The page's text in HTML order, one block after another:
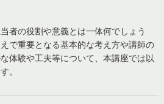
者の役割や意義とは一体何でしょう
で重要となる基本的な考え方や講師の
体験や工夫等について、本講座では以
。